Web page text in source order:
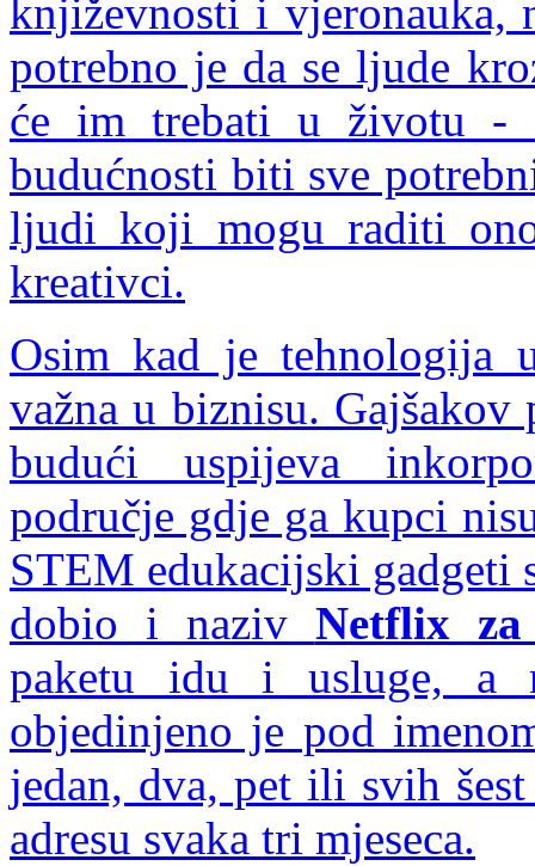
književnosti i vjeronauka,
potrebno je da se ljude
će im trebati u životu -
budućnosti biti sve
ljudi koji mogu raditi
kreativci.
Osim kad je tehnologija
važna u biznisu.
budući uspijeva
područje gdje ga kupci
STEM edukacijski gadgeti
dobio i naziv Netflix za
paketu idu i usluge, a
objedinjeno je pod
jedan, dva, pet ili svih
adresu svaka tri mjeseca.